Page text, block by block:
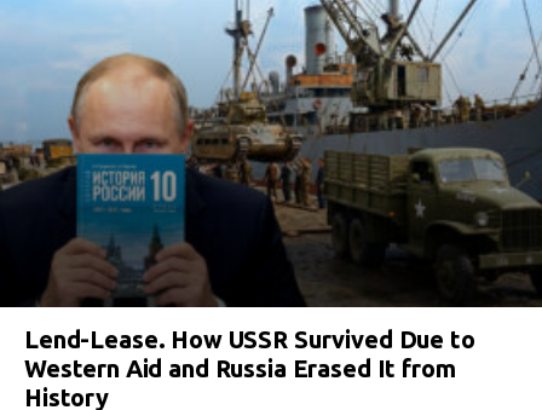
Lend-Lease. How USSR Survived Due to
Western Aid and Russia Erased It from
History